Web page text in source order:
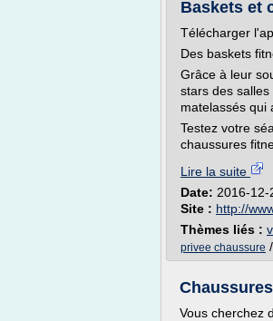
Baskets et
Télécharger
Des baskets
Grâce à leur
stars des
matelassés qui
Testez votre
chaussures
Lire la suite
Date: 2016-12-
Site : http://
Thèmes liés :
privee chaussure /
Vous cherchez